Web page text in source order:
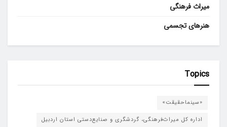
میراث فرهنگی
هنرهای تجسمی
Topics
«سینماحقیقت»
اداره کل میراث‌فرهنگی، گردشگری و صنایع‌دستی استان اردبیل